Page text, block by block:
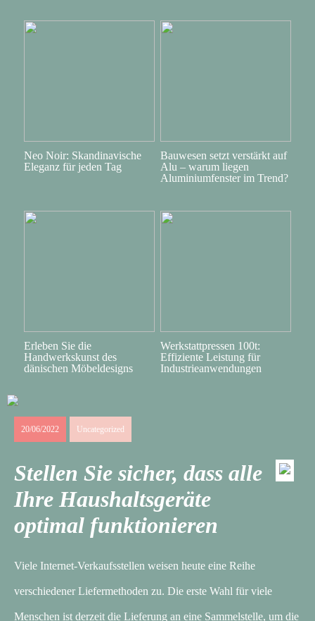
Neo Noir: Skandinavische
Eleganz für jeden Tag
Bauwesen setzt verstärkt auf
Alu – warum liegen
Aluminiumfenster im Trend?
Erleben Sie die
Handwerkskunst des
dänischen Möbeldesigns
Werkstattpressen 100t:
Effiziente Leistung für
Industrieanwendungen
20/06/2022 Uncategorized
Stellen Sie sicher, dass alle
Ihre Haushaltsgeräte
optimal funktionieren
Viele Internet-Verkaufsstellen weisen heute eine Reihe
verschiedener Liefermethoden zu. Die erste Wahl für viele
Menschen ist derzeit die Lieferung an eine Sammelstelle, um die